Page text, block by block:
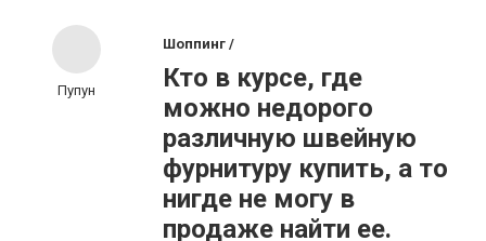
Пупун
Шоппинг /
Кто в курсе, где
можно недорого
различную швейную
фурнитуру купить, а то
нигде не могу в
продаже найти ее.